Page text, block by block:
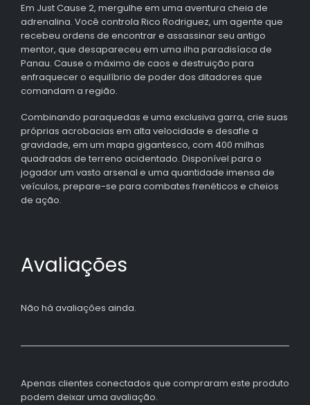
Em Just Cause 2, mergulhe em uma aventura cheia de
adrenalina. Você controla Rico Rodriguez, um agente que
recebeu ordens de encontrar e assassinar seu antigo
mentor, que desapareceu em uma ilha paradisíaca de
Panau. Cause o máximo de caos e destruição para
enfraquecer o equilíbrio de poder dos ditadores que
comandam a região.
Combinando paraquedas e uma exclusiva garra, crie suas
próprias acrobacias em alta velocidade e desafie a
gravidade, em um mapa gigantesco, com 400 milhas
quadradas de terreno acidentado. Disponível para o
jogador um vasto arsenal e uma quantidade imensa de
veículos, prepare-se para combates frenéticos e cheios
de ação.
Avaliações
Não há avaliações ainda.
Apenas clientes conectados que compraram este produto
podem deixar uma avaliação.